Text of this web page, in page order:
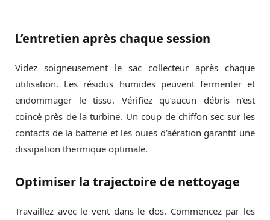
L’entretien après chaque session
Videz soigneusement le sac collecteur après chaque
utilisation. Les résidus humides peuvent fermenter et
endommager le tissu. Vérifiez qu’aucun débris n’est
coincé près de la turbine. Un coup de chiffon sec sur les
contacts de la batterie et les ouïes d’aération garantit une
dissipation thermique optimale.
Optimiser la trajectoire de nettoyage
Travaillez avec le vent dans le dos. Commencez par les